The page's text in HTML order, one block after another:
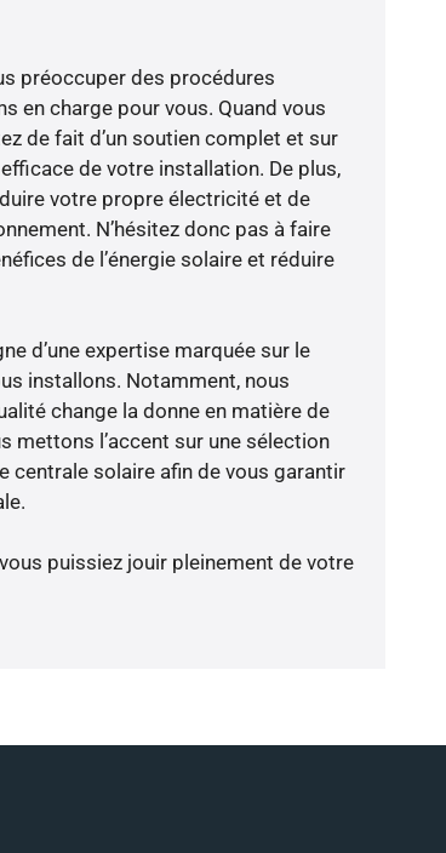
préoccuper des procédures
en charge pour vous. Quand vous
de fait d’un soutien complet et sur
de votre installation. De plus,
votre propre électricité et de
N’hésitez donc pas à faire
de l’énergie solaire et réduire
d’une expertise marquée sur le
installons. Notamment, nous
change la donne en matière de
mettons l’accent sur une sélection
centrale solaire afin de vous garantir
puissiez jouir pleinement de votre